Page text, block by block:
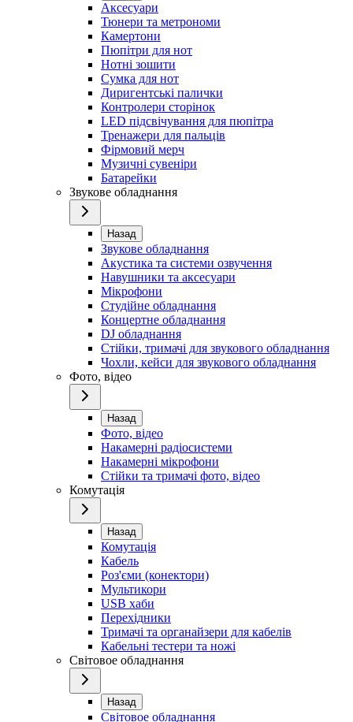
Аксесуари
Тюнери та метрономи
Камертони
Пюпітри для нот
Нотні зошити
Сумка для нот
Диригентські палички
Контролери сторінок
LED підсвічування для пюпітра
Тренажери для пальців
Фірмовий мерч
Музичні сувеніри
Батарейки
Звукове обладнання
Назад
Звукове обладнання
Акустика та системи озвучення
Навушники та аксесуари
Мікрофони
Студійне обладнання
Концертне обладнання
DJ обладнання
Стійки, тримачі для звукового обладнання
Чохли, кейси для звукового обладнання
Фото, відео
Назад
Фото, відео
Накамерні радіосистеми
Накамерні мікрофони
Стійки та тримачі фото, відео
Комутація
Назад
Комутація
Кабель
Роз'єми (конектори)
Мультикори
USB хаби
Перехідники
Тримачі та органайзери для кабелів
Кабельні тестери та ножі
Світовое обладнання
Назад
Світовое обладнання